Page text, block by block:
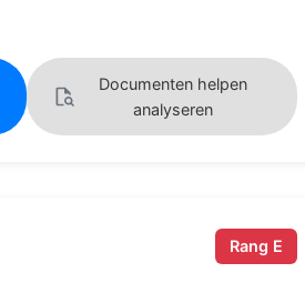
Documenten helpen
analyseren
Rang E